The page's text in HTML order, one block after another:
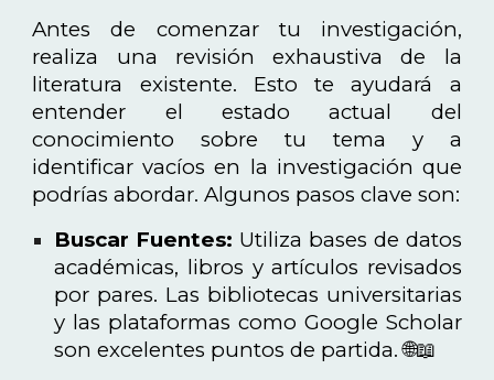
Antes de comenzar tu investigación,
realiza una revisión exhaustiva de la
literatura existente. Esto te ayudará a
entender el estado actual del
conocimiento sobre tu tema y a
identificar vacíos en la investigación que
podrías abordar. Algunos pasos clave son:
Buscar Fuentes: Utiliza bases de datos
académicas, libros y artículos revisados
por pares. Las bibliotecas universitarias
y las plataformas como Google Scholar
son excelentes puntos de partida. 🌐📖